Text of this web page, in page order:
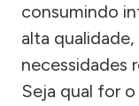
consumindo
alta
necessidades
Seja qual for